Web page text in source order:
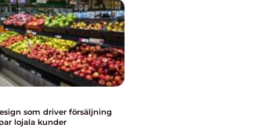
som driver försäljning
lojala kunder